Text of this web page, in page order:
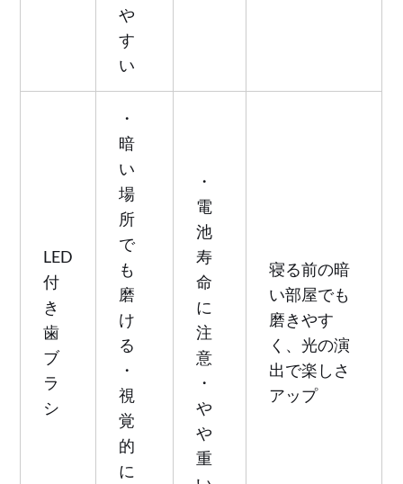
や
す
い
LED
付
き
歯
ブ
ラ
シ
・
暗
い
場
所
で
も
磨
け
る
・
視
覚
的
に
・
電
池
寿
命
に
注
意
・
や
や
重
寝る前の暗
い部屋でも
磨きやす
く、光の演
出で楽しさ
アップ